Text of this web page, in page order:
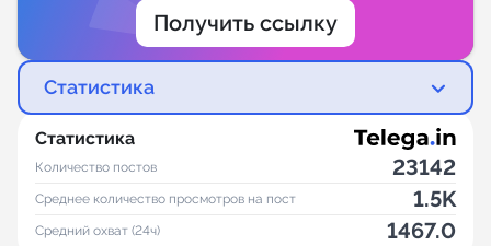
Получить ссылку
Статистика
Статистика
Количество постов 23142
Среднее количество просмотров на пост 1.5K
Средний охват (24ч) 1467.0